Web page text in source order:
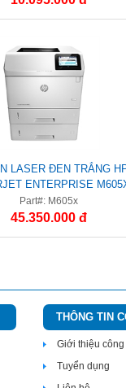
LASER ĐEN TRẮNG
ENTERPRISE
(E6B71A)
Part#: M605x
45.350.000 đ
THÔNG TIN
Giới thiệu công
Tuyển dụng